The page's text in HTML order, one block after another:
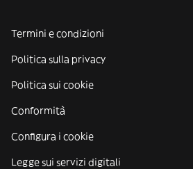
Termini e condizioni
Politica sulla privacy
Politica sui cookie
Conformità
Configura i cookie
Legge sui servizi digitali